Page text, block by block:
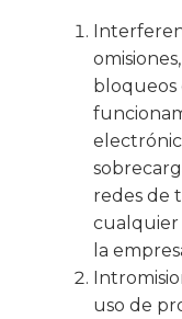
bloqueos
redes de
cualquier
la
uso de